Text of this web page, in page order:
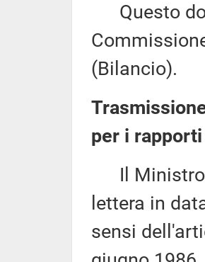
Questo
(Bilancio).
per i
Il Ministro
lettera in
sensi